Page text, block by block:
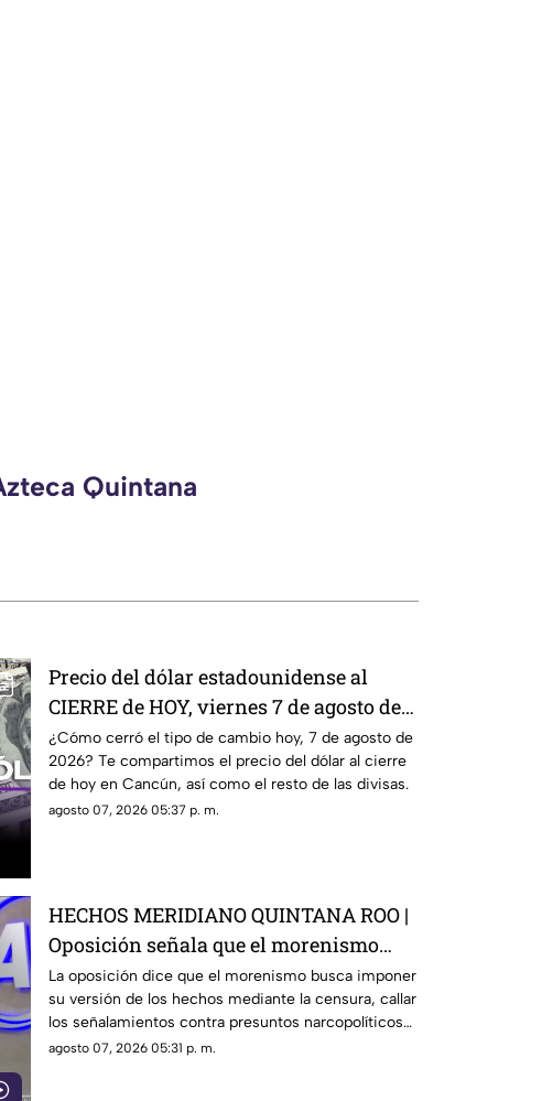
Quintana
Precio del dólar estadounidense al
CIERRE de HOY, viernes 7 de agosto de
2026, en Cancún
¿Cómo cerró el tipo de cambio hoy, 7 de agosto de
2026? Te compartimos el precio del dólar al cierre
de hoy en Cancún, así como el resto de las divisas.
agosto 07, 2026 05:37 p. m.
HECHOS MERIDIANO QUINTANA ROO |
Oposición señala que el morenismo
quiere imponer su versión de los
hechos usando la censura
La oposición dice que el morenismo busca imponer
su versión de los hechos mediante la censura, callar
los señalamientos contra presuntos narcopolíticos
de la 4T y presentar a la oposición como la villana.
agosto 07, 2026 05:31 p. m.